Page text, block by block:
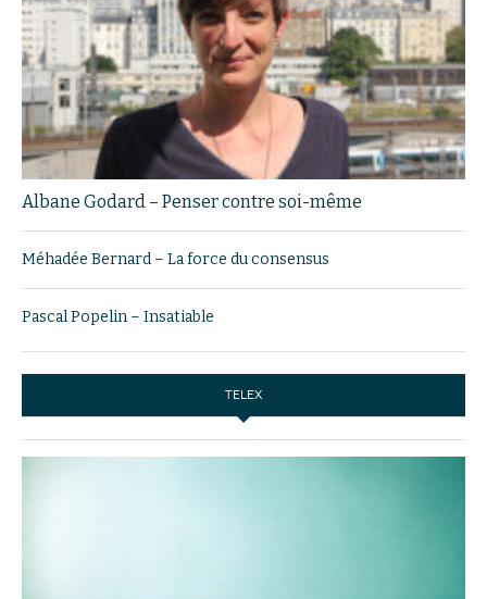
Albane Godard – Penser contre soi-même
Méhadée Bernard – La force du consensus
Pascal Popelin – Insatiable
TELEX